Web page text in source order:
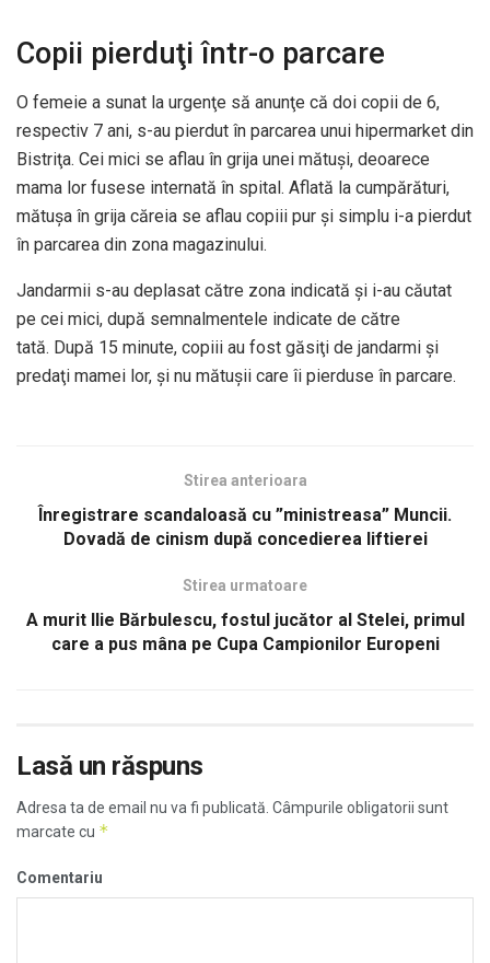
Copii pierduţi într-o parcare
O femeie a sunat la urgenţe să anunţe că doi copii de 6,
respectiv 7 ani, s-au pierdut în parcarea unui hipermarket din
Bistriţa. Cei mici se aflau în grija unei mătuşi, deoarece
mama lor fusese internată în spital. Aflată la cumpărături,
mătuşa în grija căreia se aflau copiii pur şi simplu i-a pierdut
în parcarea din zona magazinului.
Jandarmii s-au deplasat către zona indicată şi i-au căutat
pe cei mici, după semnalmentele indicate de către
tată. După 15 minute, copiii au fost găsiţi de jandarmi şi
predaţi mamei lor, şi nu mătuşii care îi pierduse în parcare.
Stirea anterioara
Înregistrare scandaloasă cu ”ministreasa” Muncii.
Dovadă de cinism după concedierea liftierei
Stirea urmatoare
A murit Ilie Bărbulescu, fostul jucător al Stelei, primul
care a pus mâna pe Cupa Campionilor Europeni
Lasă un răspuns
Adresa ta de email nu va fi publicată. Câmpurile obligatorii sunt
marcate cu *
Comentariu